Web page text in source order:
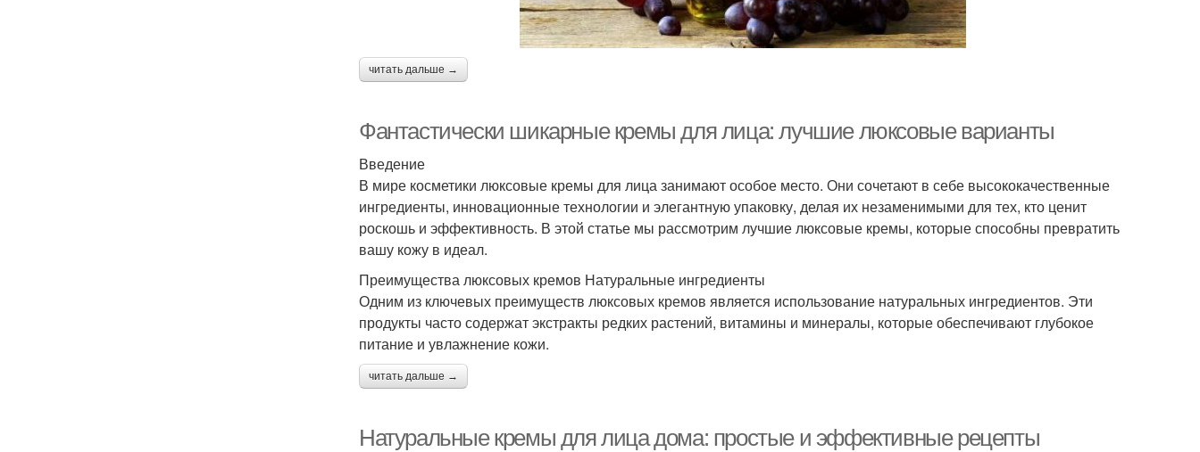
читать дальше →
Фантастически шикарные кремы для лица: лучшие люксовые варианты
Введение
В мире косметики люксовые кремы для лица занимают особое место. Они сочетают в себе высококачественные
ингредиенты, инновационные технологии и элегантную упаковку, делая их незаменимыми для тех, кто ценит
роскошь и эффективность. В этой статье мы рассмотрим лучшие люксовые кремы, которые способны превратить
вашу кожу в идеал.
Преимущества люксовых кремов Натуральные ингредиенты
Одним из ключевых преимуществ люксовых кремов является использование натуральных ингредиентов. Эти
продукты часто содержат экстракты редких растений, витамины и минералы, которые обеспечивают глубокое
питание и увлажнение кожи.
читать дальше →
Натуральные кремы для лица дома: простые и эффективные рецепты